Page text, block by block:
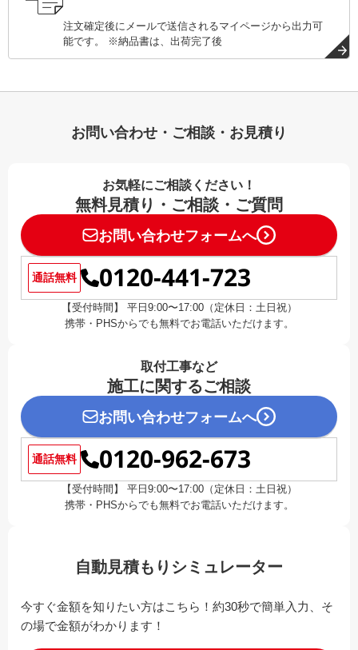
注文確定後にメールで送信されるマイページから出力可
能です。 ※納品書は、出荷完了後
お問い合わせ・ご相談・お見積り
お気軽にご相談ください！
無料見積り・ご相談・ご質問
お問い合わせフォームへ
通話無料 0120-441-723
【受付時間】 平日9:00〜17:00（定休日：土日祝）
携帯・PHSからでも無料でお電話いただけます。
取付工事など
施工に関するご相談
お問い合わせフォームへ
通話無料 0120-962-673
【受付時間】 平日9:00〜17:00（定休日：土日祝）
携帯・PHSからでも無料でお電話いただけます。
自動見積もりシミュレーター
今すぐ金額を知りたい方はこちら！約30秒で簡単入力、そ
の場で金額がわかります！